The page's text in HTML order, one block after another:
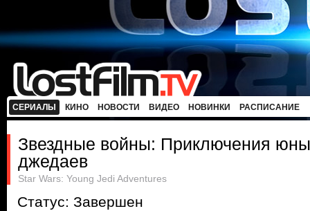
СЕРИАЛЫ КИНО НОВОСТИ ВИДЕО НОВИНКИ РАСПИСАНИЕ
Звездные войны: Приключения
джедаев
Star Wars: Young Jedi Adventures
Статус: Завершен